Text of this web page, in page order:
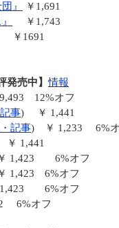
』
￥1,691
￥1,743
1691
発売中】情報
12%オフ
事) ￥ 1,441
記事) ￥ 1,233 6%
￥ 1,441
1,423 6%オフ
1,423 6%オフ
6%オフ
6%オフ